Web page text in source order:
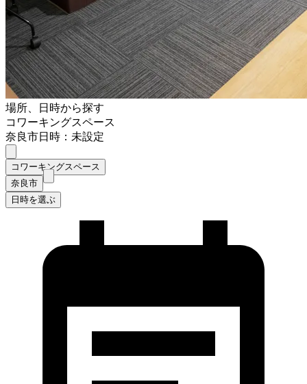
場所、日時から探す
コワーキングスペース
奈良市日時：未設定
コワーキングスペース
奈良市
日時を選ぶ